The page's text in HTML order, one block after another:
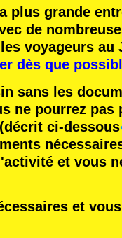
la plus grande
de
voyageurs au
dès que
sans les
ne pourrez
(décrit ci-dessous
et vous
et